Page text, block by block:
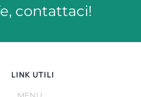
contattaci!
LINK UTILI